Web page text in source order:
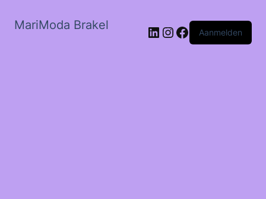
MariModa Brakel LinkedIn
Instagram
Facebook
Aanmelden